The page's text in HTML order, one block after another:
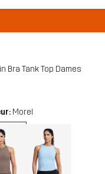
Bra Tank Top Dames
Morel